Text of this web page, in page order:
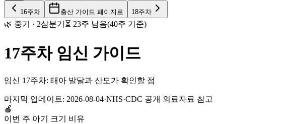
16주차 출산 가이드 페이지로 18주차
🌿 중기 · 2삼분기 ⏳ 23주 남음(40주 기준)
17주차 임신 가이드
임신 17주차: 태아 발달과 산모가 확인할 점
마지막 업데이트: 2026-08-04·NHS·CDC 공개 의료자료 참고
🍎
이번 주 아기 크기 비유